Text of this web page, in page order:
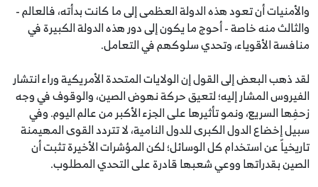
والأمنيات أن تعود هذه الدولة العظمى إلى ما كانت بدأته، فالعالم -
والثالث منه خاصة - أحوج ما يكون إلى دور هذه الدولة الكبيرة في
منافسة الأقوياء، وتحدي سلوكهم في التعامل.
لقد ذهب البعض إلى القول إن الولايات المتحدة الأمريكية وراء انتشار
الفيروس المشار إليه؛ لتعيق حركة نهوض الصين، والوقوف في وجه
زحفِها السريع، ونمو تأثيرها على الجزء الأكبر من عالم اليوم. وفي
سبيل إخضاع الدول الكبرى للدول النامية، لا تتردد القوى المهيمنة
تاريخياً عن استخدام كل الوسائل؛ لكن المؤشرات الأخيرة تثبت أن
الصين بقدراتها ووعي شعبها قادرة على التحدي المطلوب.